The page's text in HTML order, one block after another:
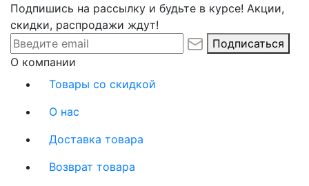
Подпишись на рассылку и будьте в курсе! Акции,
скидки, распродажи ждут!
Подписаться
О компании
Товары со скидкой
О нас
Доставка товара
Возврат товара